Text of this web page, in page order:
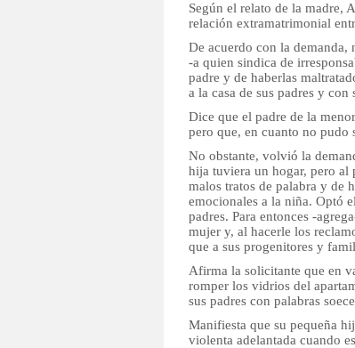
Según el relato de la madre,
relación extramatrimonial
De acuerdo con la
-a quien sindica de
padre y de haberlas
a la casa de sus padres y
Dice que el padre de la
pero que, en cuanto no pudo
No obstante, volvió la
hija tuviera un hogar, pero al
malos tratos de palabra y de
emocionales a la niña. Optó
padres. Para entonces -
mujer y, al hacerle los
que a sus progenitores y
Afirma la solicitante que en
romper los vidrios del
sus padres con palabras
Manifiesta que su pequeña
violenta adelantada cuando